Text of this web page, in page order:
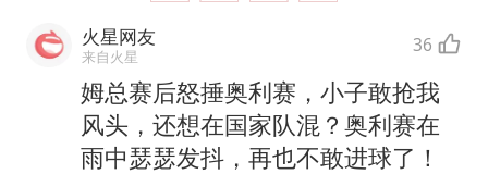
火星网友
来自火星 36
姆总赛后怒捶奥利赛，小子敢抢我
风头，还想在国家队混？奥利赛在
雨中瑟瑟发抖，再也不敢进球了！